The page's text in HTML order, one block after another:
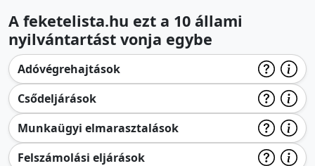
A feketelista.hu ezt a 10 állami
nyilvántartást vonja egybe
Adóvégrehajtások
Csődeljárások
Munkaügyi elmarasztalások
Felszámolási eljárások